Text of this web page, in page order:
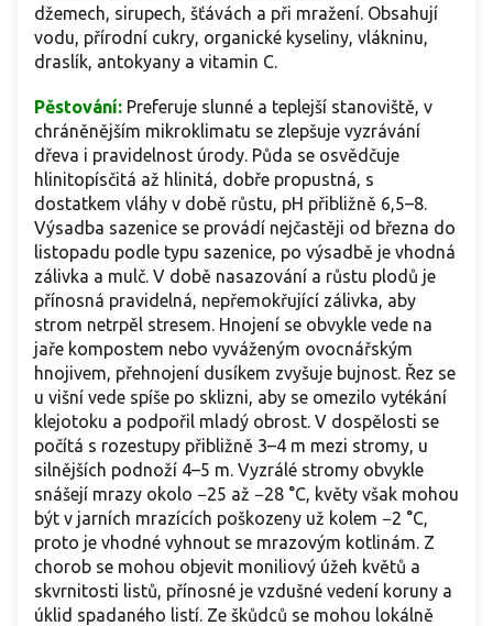
džemech, sirupech, šťávách a při mražení. Obsahují
vodu, přírodní cukry, organické kyseliny, vlákninu,
draslík, antokyany a vitamin C.
Pěstování: Preferuje slunné a teplejší stanoviště, v
chráněnějším mikroklimatu se zlepšuje vyzrávání
dřeva i pravidelnost úrody. Půda se osvědčuje
hlinitopísčitá až hlinitá, dobře propustná, s
dostatkem vláhy v době růstu, pH přibližně 6,5–8.
Výsadba sazenice se provádí nejčastěji od března do
listopadu podle typu sazenice, po výsadbě je vhodná
zálivka a mulč. V době nasazování a růstu plodů je
přínosná pravidelná, nepřemokřující zálivka, aby
strom netrpěl stresem. Hnojení se obvykle vede na
jaře kompostem nebo vyváženým ovocnářským
hnojivem, přehnojení dusíkem zvyšuje bujnost. Řez se
u višní vede spíše po sklizni, aby se omezilo vytékání
klejotoku a podpořil mladý obrost. V dospělosti se
počítá s rozestupy přibližně 3–4 m mezi stromy, u
silnějších podnoží 4–5 m. Vyzrálé stromy obvykle
snášejí mrazy okolo −25 až −28 °C, květy však mohou
být v jarních mrazících poškozeny už kolem −2 °C,
proto je vhodné vyhnout se mrazovým kotlinám. Z
chorob se mohou objevit moniliový úžeh květů a
skvrnitosti listů, přínosné je vzdušné vedení koruny a
úklid spadaného listí. Ze škůdců se mohou lokálně